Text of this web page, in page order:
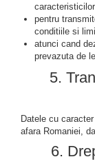
pentru
conditiile si
atunci cand
prevazuta de
5.
Datele cu
afara Romaniei,
6.